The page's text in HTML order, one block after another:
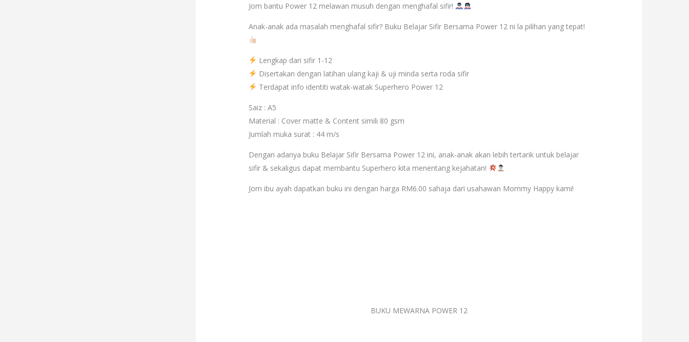
Jom bantu Power 12 melawan musuh dengan menghafal sifir!
Anak-anak ada masalah menghafal sifir? Buku Belajar Sifir Bersama Power 12 ni la pilihan yang tepat!
Lengkap dari sifir 1-12
Disertakan dengan latihan ulang kaji & uji minda serta roda sifir
Terdapat info identiti watak-watak Superhero Power 12
Saiz : A5
Material : Cover matte & Content simili 80 gsm
Jumlah muka surat : 44 m/s
Dengan adanya buku Belajar Sifir Bersama Power 12 ini, anak-anak akan lebih tertarik untuk belajar
sifir & sekaligus dapat membantu Superhero kita menentang kejahatan!
Jom ibu ayah dapatkan buku ini dengan harga RM6.00 sahaja dari usahawan Mommy Happy kami!
BUKU MEWARNA POWER 12